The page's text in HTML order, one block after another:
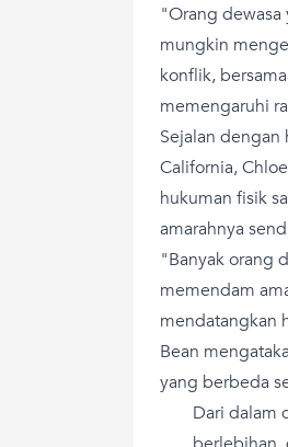
"Orang dewasa
mungkin
konflik,
memengaruhi
Sejalan
California,
hukuman fisik
amarahnya
"Banyak orang
memendam
mendatangkan
Bean
yang berbeda
Dari dalam